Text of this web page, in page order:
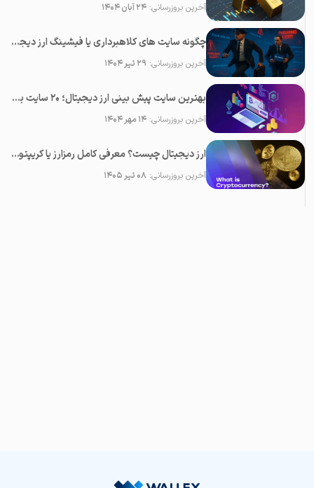
آخرین بروزرسانی:۲۴ آبان ۱۴۰۴
چگونه سایت های کلاهبرداری یا فیشینگ ارز دیجیتال را شناسایی کنیم؟
آخرین بروزرسانی:۲۹ تیر ۱۴۰۴
بهترین سایت پیش بینی ارز دیجیتال؛ ۲0 سایت برتر تحلیل کریپتو
آخرین بروزرسانی:۱۴ مهر ۱۴۰۴
ارز دیجیتال چیست؟ معرفی کامل رمزارز یا کریپتوکارنسی
آخرین بروزرسانی:۰۸ تیر ۱۴۰۵